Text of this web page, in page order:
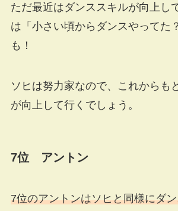
ただ最近はダンススキルが向上し
は「小さい頃からダンスやってた
も！
ソヒは努力家なので、これからも
が向上して行くでしょう。
7位 アントン
7位のアントンはソヒと同様にダ